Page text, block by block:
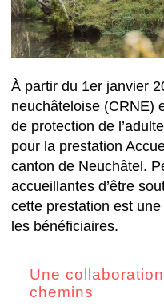
À partir du 1er janvier
neuchâteloise (CRNE)
de protection de
pour la prestation
canton de Neuchâtel.
accueillantes d’être
cette prestation est
les bénéficiaires.
Une
chemins